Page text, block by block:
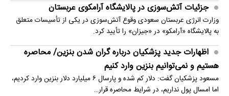
جزئیات آتش‌سوزی در پالایشگاه آرامکوی عربستان
وزارت انرژی عربستان سعودی وقوع آتش‌سوزی در یکی از تأسیسات متعلق
به پالایشگاه «آرامکو» در «جیزان» را تأیید کرد.
اظهارات جدید پزشکیان درباره گران شدن بنزین/ محاصره
هستیم و نمی‌توانیم بنزین وارد کنیم
مسعود پزشکیان گفت: دلار کم شده و پارسال ۶ میلیارد دلار بنزین وارد کردیم،
اما امسال پول نداریم، در شرایط محاصره قرار…